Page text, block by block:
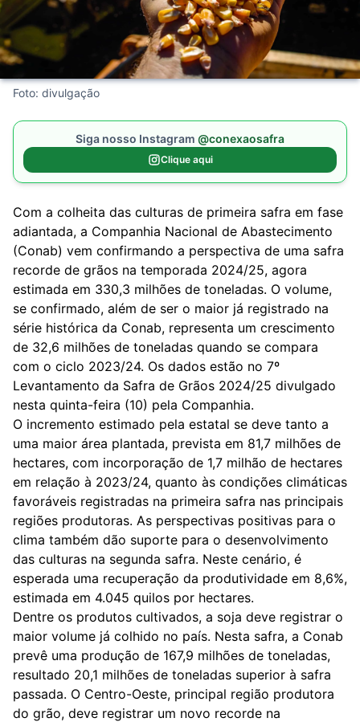
Foto: divulgação
Siga nosso Instagram @conexaosafra
Clique aqui
Com a colheita das culturas de primeira safra em fase
adiantada, a Companhia Nacional de Abastecimento
(Conab) vem confirmando a perspectiva de uma safra
recorde de grãos na temporada 2024/25, agora
estimada em 330,3 milhões de toneladas. O volume,
se confirmado, além de ser o maior já registrado na
série histórica da Conab, representa um crescimento
de 32,6 milhões de toneladas quando se compara
com o ciclo 2023/24. Os dados estão no 7º
Levantamento da Safra de Grãos 2024/25 divulgado
nesta quinta-feira (10) pela Companhia.
O incremento estimado pela estatal se deve tanto a
uma maior área plantada, prevista em 81,7 milhões de
hectares, com incorporação de 1,7 milhão de hectares
em relação à 2023/24, quanto às condições climáticas
favoráveis registradas na primeira safra nas principais
regiões produtoras. As perspectivas positivas para o
clima também dão suporte para o desenvolvimento
das culturas na segunda safra. Neste cenário, é
esperada uma recuperação da produtividade em 8,6%,
estimada em 4.045 quilos por hectares.
Dentre os produtos cultivados, a soja deve registrar o
maior volume já colhido no país. Nesta safra, a Conab
prevê uma produção de 167,9 milhões de toneladas,
resultado 20,1 milhões de toneladas superior à safra
passada. O Centro-Oeste, principal região produtora
do grão, deve registrar um novo recorde na